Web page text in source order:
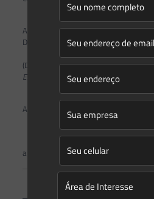
Alaimar Ribeiro Rodrigues Fiuza
Diretor Presidente – IEMA
(DOE – ES de 16.11.2022)
Este texto não substitui o publicado no
Anexo I
Critérios, Estudos Ambientais e
a atividade de Usina de geração de
Área útil
Instalada